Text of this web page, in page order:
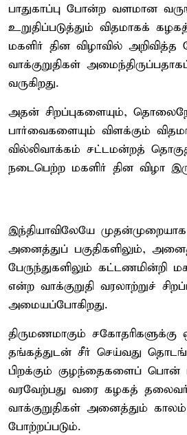
பாதுகாப்பு போன்ற வளமான
உறுதிப்படுத்தும் விதமாகக்
மகளிர் தின விழாவில் அறிவித்த
வாக்குறுதிகள்
வருகிறது.
அதன் சிறப்புகளையும்,
பார்வைகளையும் விளக்கும்
வில்லிவாக்கம் சட்டமன்றத்
நடைபெற்ற மகளிர் தின விழா
இந்தியாவிலேயே
அனைத்துப் பகுதிகளிலும்,
பேருந்துகளிலும் கட்டணமின்றி
என்ற வாக்குறுதி வரலாற்றுச்
அமையப்போகிறது.
திருமணமாகும் சகோதரிகளுக்கு
தங்கத்துடன் சீர் செய்வது
பிறக்கும் குழந்தைகளைப் பொன்
வரவேற்பது வரை கழகத்
வாக்குறுதிகள் அனைத்தும் காலம்
போற்றப்படும்.